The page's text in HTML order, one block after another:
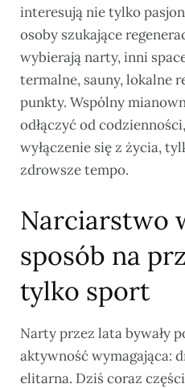
interesują nie tylko
osoby szukające
wybierają narty, inni
termalne, sauny, lokalne
punkty. Wspólny
odłączyć od
wyłączenie się z życia,
zdrowsze tempo.
Narciarstwo
sposób na
tylko sport
Narty przez lata bywały
aktywność wymagająca:
elitarna. Dziś coraz